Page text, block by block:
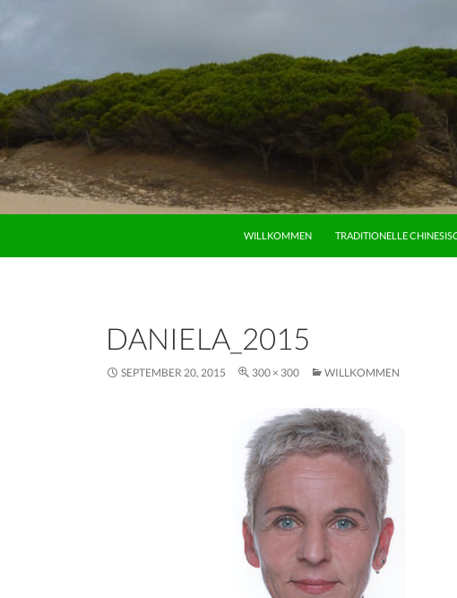
WILLKOMMEN
TRADITIONELLE
DANIELA_2015
SEPTEMBER 20, 2015 300 × 300 WILLKOMMEN